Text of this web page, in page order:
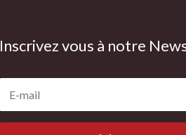
Inscrivez vous à notre